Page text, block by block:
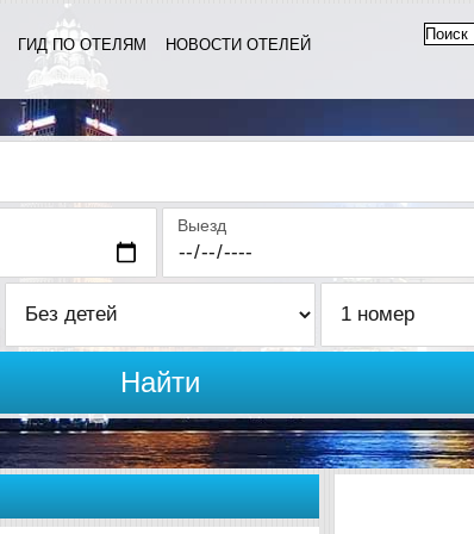
ГИД ПО ОТЕЛЯМ
НОВОСТИ ОТЕЛЕЙ
Выезд
Найти